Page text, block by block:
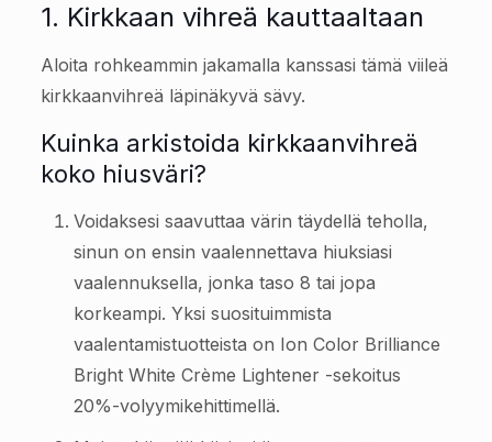
1. Kirkkaan vihreä kauttaaltaan
Aloita rohkeammin jakamalla kanssasi tämä viileä
kirkkaanvihreä läpinäkyvä sävy.
Kuinka arkistoida kirkkaanvihreä
koko hiusväri?
Voidaksesi saavuttaa värin täydellä teholla,
sinun on ensin vaalennettava hiuksiasi
vaalennuksella, jonka taso 8 tai jopa
korkeampi. Yksi suosituimmista
vaalentamistuotteista on Ion Color Brilliance
Bright White Crème Lightener -sekoitus
20%-volyymikehittimellä.